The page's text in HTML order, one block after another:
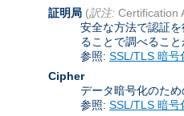
証明局 (訳注: Certification
安全な方法で認証
ることで調べること
参照: SSL/TLS 暗号
Cipher
データ暗号化のため
参照: SSL/TLS 暗号